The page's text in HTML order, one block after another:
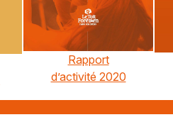
Rapport
d’activité 2020